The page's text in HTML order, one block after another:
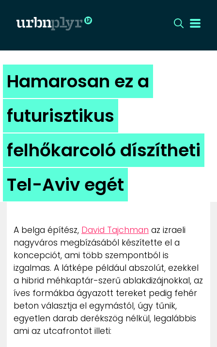
CÍMLAP
DIZÁJN
DIVAT
HIP
KULT
UTCA
ZENE
MÉDIAAJÁNLAT
IMPRESSZUM
PR-ARCHÍVUM
ADATKEZELÉSI TÁJÉKOZTATÓ
Hamarosan ez a
futurisztikus
felhőkarcoló díszítheti
Tel-Aviv egét
A belga építész, David Tajchman az izraeli
nagyváros megbízásából készítette el a
koncepciót, ami több szempontból is
izgalmas. A látképe például abszolút, ezekkel
a hibrid méhkaptár-szerű ablakdizájnokkal, az
íves formákba ágyazott tereket pedig fehér
beton választja el egymástól, úgy tűnik,
egyetlen darab derékszög nélkül, legalábbis
ami az utcafrontot illeti: